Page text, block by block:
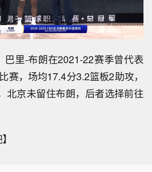
巴里-布朗在2021-22赛季曾代表
赛，场均17.4分3.2篮板2助攻，
北京未留住布朗，后者选择前往